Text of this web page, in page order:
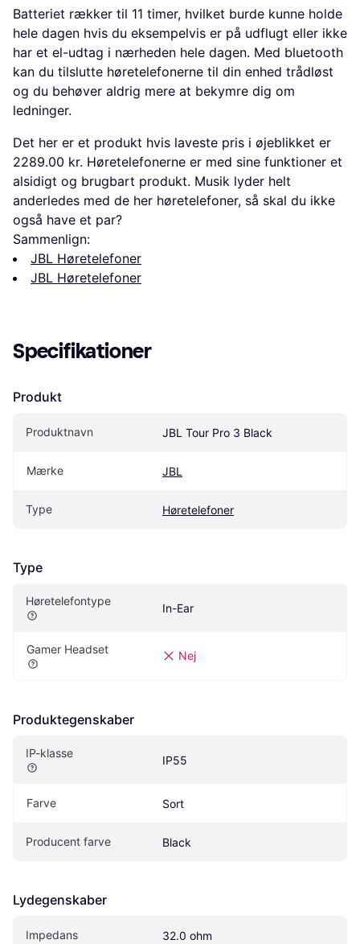
Batteriet rækker til 11 timer, hvilket burde kunne holde
hele dagen hvis du eksempelvis er på udflugt eller ikke
har et el-udtag i nærheden hele dagen. Med bluetooth
kan du tilslutte høretelefonerne til din enhed trådløst
og du behøver aldrig mere at bekymre dig om
ledninger.
Det her er et produkt hvis laveste pris i øjeblikket er
2289.00 kr. Høretelefonerne er med sine funktioner et
alsidigt og brugbart produkt. Musik lyder helt
anderledes med de her høretelefoner, så skal du ikke
også have et par?
Sammenlign:
JBL Høretelefoner
JBL Høretelefoner
Specifikationer
Produkt
Produktnavn JBL Tour Pro 3 Black
Mærke JBL
Type Høretelefoner
Type
Høretelefontype
In-Ear
Gamer Headset Nej
Produktegenskaber
IP-klasse
IP55
Farve Sort
Producent farve Black
Lydegenskaber
Impedans 32.0 ohm